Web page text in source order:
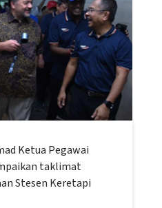
Ketua Pegawai
taklimat
Stesen Keretapi